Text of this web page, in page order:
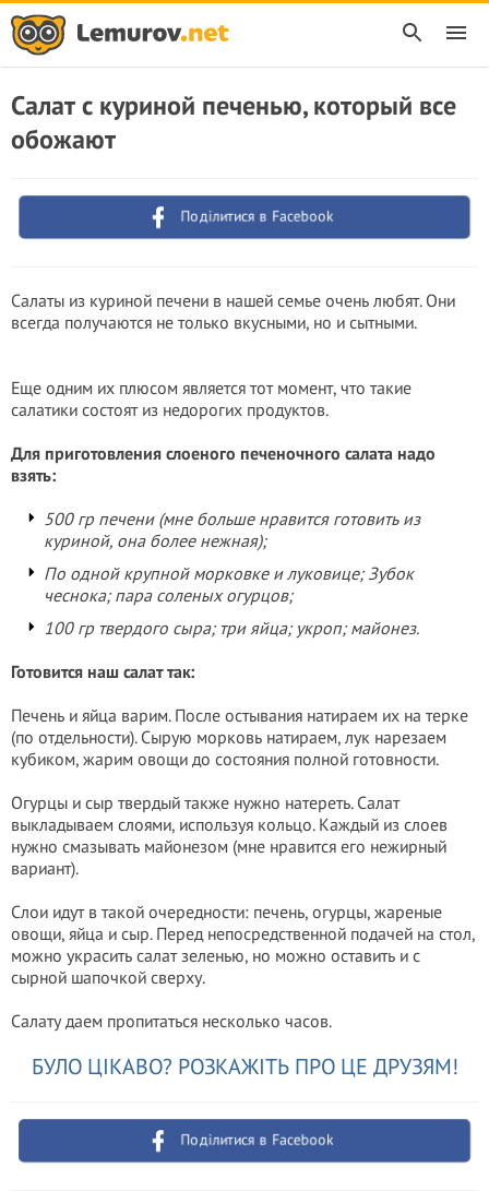
Салат с куриной печенью, который все
обожают
Поділитися в Facebook
Салаты из куриной печени в нашей семье очень любят. Они
всегда получаются не только вкусными, но и сытными.
Еще одним их плюсом является тот момент, что такие
салатики состоят из недорогих продуктов.
Для приготовления слоеного печеночного салата надо
взять:
500 гр печени (мне больше нравится готовить из
куриной, она более нежная);
По одной крупной морковке и луковице; Зубок
чеснока; пара соленых огурцов;
100 гр твердого сыра; три яйца; укроп; майонез.
Готовится наш салат так:
Печень и яйца варим. После остывания натираем их на терке
(по отдельности). Сырую морковь натираем, лук нарезаем
кубиком, жарим овощи до состояния полной готовности.
Огурцы и сыр твердый также нужно натереть. Салат
выкладываем слоями, используя кольцо. Каждый из слоев
нужно смазывать майонезом (мне нравится его нежирный
вариант).
Слои идут в такой очередности: печень, огурцы, жареные
овощи, яйца и сыр. Перед непосредственной подачей на стол,
можно украсить салат зеленью, но можно оставить и с
сырной шапочкой сверху.
Салату даем пропитаться несколько часов.
БУЛО ЦІКАВО? РОЗКАЖІТЬ ПРО ЦЕ ДРУЗЯМ!
Поділитися в Facebook